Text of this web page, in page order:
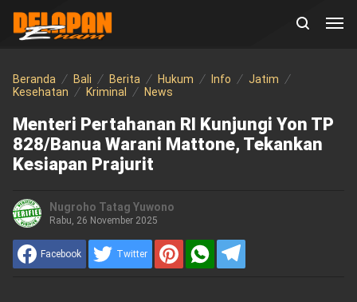
Beranda Bali Berita Hukum Info
Jatim
Kesehatan
Kriminal News
Menteri Pertahanan RI Kunjungi Yon TP
828/Banua Warani Mattone, Tekankan
Kesiapan Prajurit
Nugroho Tatag Yuwono
Rabu, 26 November 2025
Facebook Twitter